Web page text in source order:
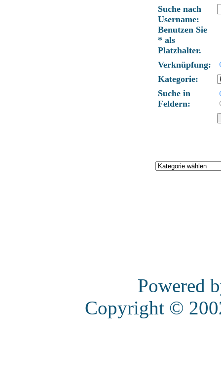
Suche nach
Username:
Benutzen Sie
* als
Platzhalter.
Verknüpfung:
Kategorie:
Suche in
Feldern:
Powered
Copyright ©